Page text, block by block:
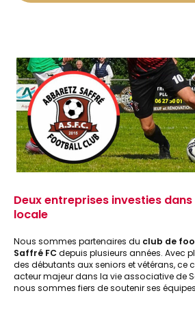
Deux entreprises investies
locale
Nous sommes partenaires du club de
Saffré FCdepuis plusieurs années. Avec
des débutants aux seniors et vétérans, ce
acteur majeur dans la vie associative de
nous sommes fiers de soutenir ses